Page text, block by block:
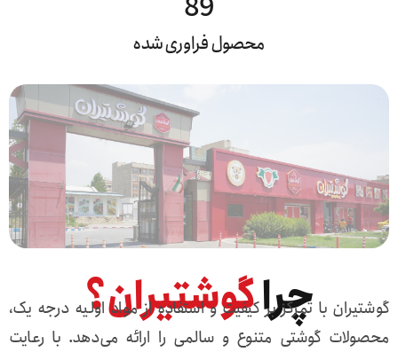
محصول فراوری شده
چراگوشتیران؟
گوشتیران با تمرکز بر کیفیت و استفاده از مواد اولیه درجه یک،
محصولات گوشتی متنوع و سالمی را ارائه می‌دهد. با رعایت